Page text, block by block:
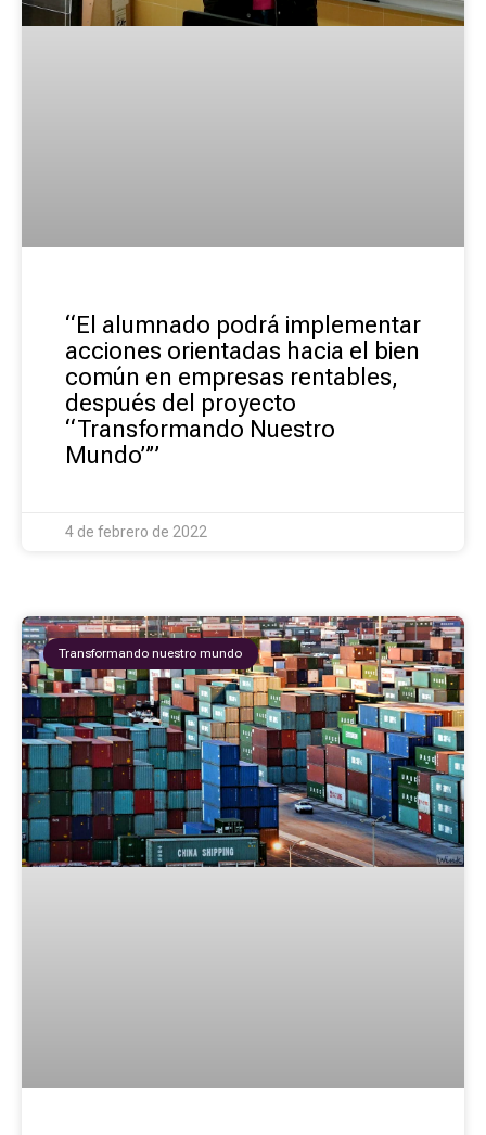
“El alumnado podrá implementar
acciones orientadas hacia el bien
común en empresas rentables,
después del proyecto
“Transformando Nuestro
Mundo””
4 de febrero de 2022
Transformando nuestro mundo